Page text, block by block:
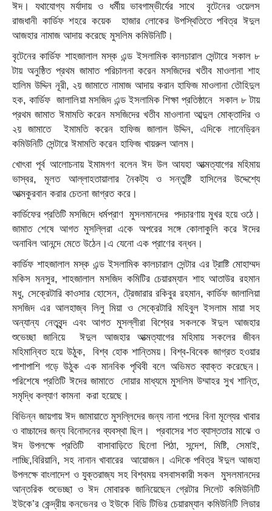
ঈদ। যথাযোগ্য মর্যাদায় ও ধর্মীয় ভাবগাম্ভীর্যের সাথে বৃটেনের ওয়েলস
রাজধানী কার্ডিফ শহরে কয়েক হাজার লোকের উপস্থিতিতে পবিত্র ঈদুল
আজহার নামাজ আদায় করেছে মুসলিম কমিউনিটি।
বৃটেনের কার্ডিফ শাহজালাল মস্ক এন্ড ইসলামিক কালচারাল সেন্টারে সকাল ৮
টায় অনুষ্ঠিত প্রথম জামাত পরিচালনা করেন মসজিদের খতীব মাওলানা শাহ
হালিম উদ্দিন নূরী, ২য় জামাতে নামাজ আদায় করান হাফিজ মাওলানা তৌহিদুল
হক, কার্ডিফ জালালিয়া মসজিদ এন্ড ইসলামিক শিক্ষা প্রতিষ্ঠানে সকাল ৮ টায়
প্রথম জামাত ঈমামতি করেন মসজিদের খতীব মাওলানা আব্দুল মোক্তাদির ও
২য় জামাতে ইমামতি করেন হাফিজ জালাল উদ্দিন, এদিকে লানেড্রিন
কমিউনিটি সেন্টারে ঈমামতি করেন হাফিজ খায়রুল আলম।
খোৎবা পূর্ব আলোচনায় ইমামগণ বলেন ঈদ উল আযহা আত্মত্যাগের মহিমায়
ভাস্বর, মূলত আল্লাহতায়ালার নৈকট্য ও সন্তুষ্টি হাসিলের উদ্দেশ্যে
আত্মকুরবান করার চেতনা জাগ্রত করে।
কার্ডিফের প্রতিটি মসজিদে ধর্মপ্রাণ মুসলমানদের পদচারণায় মুখর হয়ে ওঠে।
জামাত শেষে আগত মুসল্লিরা একে অপরের সঙ্গে কোলাকুলি করে ঈদের
অনাবিল আনন্দে মেতে উঠেন।এ যেনো এক প্রাণের বন্ধন।
কার্ডিফ শাহজালাল মস্ক এন্ড ইসলামিক কালচারাল সেন্টার এর ট্রাষ্টি মোহাম্মদ
মকিস মনসুর, শাহজালাল মসজিদ কমিটির চেয়ারম্যান শাহ আতাউর রহমান
মধু, সেক্রেটারি কাওসার হোসেন, ট্রেজারার রকিবুর রহমান, কার্ডিফ জালালিয়া
মসজিদ এর আলহাজ্ব লিলু মিয়া ও সেক্রেটারি মহিবুল ইসলাম মায়া সহ
অন্যান্য নেতৃবৃন্দ এবং আগত মুসল্লীরা বিশ্বের সকলকে ঈদুল আজহার
শুভেচ্ছা জানিয়ে ঈদুল আজহার আত্মত্যাগের মহিমায় সকলের জীবন
মহিমান্বিত হয়ে উঠুক, বিশ্ব হোক শান্তিময়। বিশ্ব-বিবেক জাগ্রত হওয়ার
পাশাপাশি গড়ে উঠুক এক মানবিক পৃথিবী বলে অভিমত ব্যাক্ত করেছেন।
পরিশেষে প্রতিটি ঈদের জামাতে দোয়ার মাধ্যমে মুসলিম উম্মাহর সুখ শান্তি,
সমৃদ্ধি কল্যাণ কামনা করা হয়েছে।
বিভিন্ন জায়গায় ঈদ জামায়াতে মুসল্লিদের জন্য নানা পদের বিনা মূল্যের খাবার
ও বাচ্চাদের জন্য বিনোদনের ব্যবস্থা ছিল। প্রবাসের শত ব্যাস্ততার মাঝে ও
ঈদ উপলক্ষে প্রতিটি বাসাবাড়িতে ছিলো পিঠা, সন্দেশ, মিষ্টি, সেমাই,
লাচ্ছি,বিরিয়ানি, সহ নানান খাবারের আয়োজন। এদিকে পবিত্র ঈদুল আজহা
উপলক্ষে বাংলাদেশ ও যুক্তরাজ্য সহ বিশ্বময় বসবাসকারী সকল মুসলমানদের
আন্তরিক শুভেচ্ছা ও ঈদ মোবারক জানিয়েছেন গ্রেটার সিলেট কমিউনিটি
ইউকে’র কেন্দ্রীয় কনভেনর ও ইউকে বিডি টিভির চেয়ারম্যান কমিউনিটি লিডার